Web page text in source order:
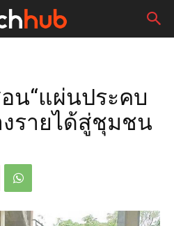
น“แผ่นประคบ
งรายได้สู่ชุมชน